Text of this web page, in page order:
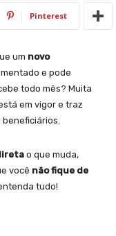
Pinterest
um novo
e pode
todo mês? Muita
em vigor e traz
o que muda,
você não fique de
tudo!